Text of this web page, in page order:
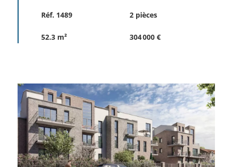
Réf. 1489 2 pièces
52.3 m² 304 000 €